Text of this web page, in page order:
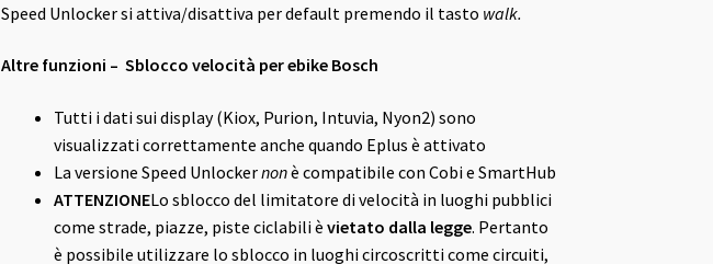
Speed Unlocker si attiva/disattiva per default premendo il tasto walk.
Altre funzioni – Sblocco velocità per ebike Bosch
Tutti i dati sui display (Kiox, Purion, Intuvia, Nyon2) sono
visualizzati correttamente anche quando Eplus è attivato
La versione Speed Unlockernonè compatibile con Cobi e SmartHub
ATTENZIONELo sblocco del limitatore di velocità in luoghi pubblici
come strade, piazze, piste ciclabili èvietato dalla legge. Pertanto
è possibile utilizzare lo sblocco in luoghi circoscritti come circuiti,